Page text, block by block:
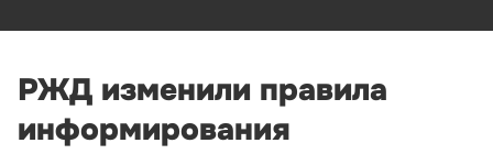
РЖД изменили правила
информирования